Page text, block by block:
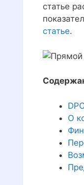
статье
статье.
О